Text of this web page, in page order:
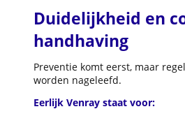
Duidelijkheid en
handhaving
Preventie komt eerst, maar
worden nageleefd.
Eerlijk Venray staat voor: